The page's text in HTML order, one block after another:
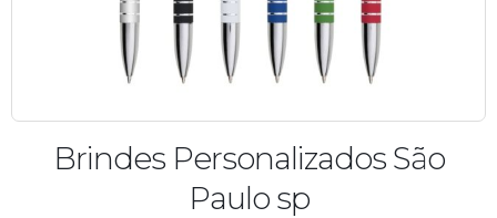
Brindes Personalizados São
Paulo sp